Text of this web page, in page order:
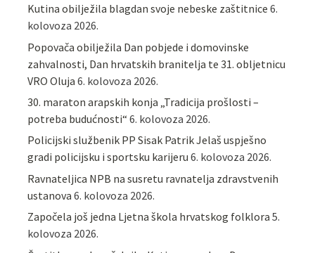
Kutina obilježila blagdan svoje nebeske zaštitnice 6.
kolovoza 2026.
Popovača obilježila Dan pobjede i domovinske
zahvalnosti, Dan hrvatskih branitelja te 31. obljetnicu
VRO Oluja 6. kolovoza 2026.
30. maraton arapskih konja „Tradicija prošlosti –
potreba budućnosti“ 6. kolovoza 2026.
Policijski službenik PP Sisak Patrik Jelaš uspješno
gradi policijsku i sportsku karijeru 6. kolovoza 2026.
Ravnateljica NPB na susretu ravnatelja zdravstvenih
ustanova 6. kolovoza 2026.
Započela još jedna Ljetna škola hrvatskog folklora 5.
kolovoza 2026.